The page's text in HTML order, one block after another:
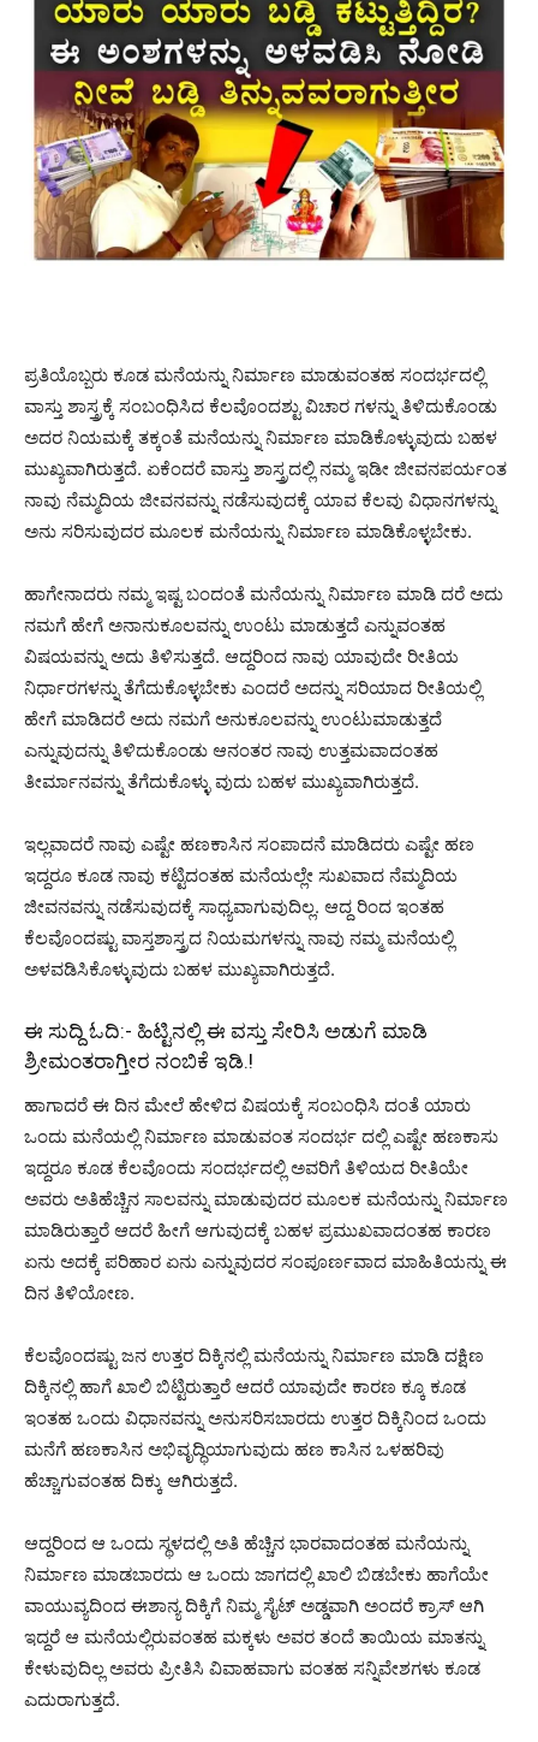
ಪ್ರತಿಯೊಬ್ಬರು ಕೂಡ ಮನೆಯನ್ನು ನಿರ್ಮಾಣ ಮಾಡುವಂತಹ ಸಂದರ್ಭದಲ್ಲಿ
ವಾಸ್ತು ಶಾಸ್ತ್ರಕ್ಕೆ ಸಂಬಂಧಿಸಿದ ಕೆಲವೊಂದಶ್ಟು ವಿಚಾರ ಗಳನ್ನು ತಿಳಿದುಕೊಂಡು
ಅದರ ನಿಯಮಕ್ಕೆ ತಕ್ಕಂತೆ ಮನೆಯನ್ನು ನಿರ್ಮಾಣ ಮಾಡಿಕೊಳ್ಳುವುದು ಬಹಳ
ಮುಖ್ಯವಾಗಿರುತ್ತದೆ. ಏಕೆಂದರೆ ವಾಸ್ತು ಶಾಸ್ತ್ರದಲ್ಲಿ ನಮ್ಮ ಇಡೀ ಜೀವನಪರ್ಯಂತ
ನಾವು ನೆಮ್ಮದಿಯ ಜೀವನವನ್ನು ನಡೆಸುವುದಕ್ಕೆ ಯಾವ ಕೆಲವು ವಿಧಾನಗಳನ್ನು
ಅನು ಸರಿಸುವುದರ ಮೂಲಕ ಮನೆಯನ್ನು ನಿರ್ಮಾಣ ಮಾಡಿಕೊಳ್ಳಬೇಕು.
ಹಾಗೇನಾದರು ನಮ್ಮ ಇಷ್ಟ ಬಂದಂತೆ ಮನೆಯನ್ನು ನಿರ್ಮಾಣ ಮಾಡಿ ದರೆ ಅದು
ನಮಗೆ ಹೇಗೆ ಅನಾನುಕೂಲವನ್ನು ಉಂಟು ಮಾಡುತ್ತದೆ ಎನ್ನುವಂತಹ
ವಿಷಯವನ್ನು ಅದು ತಿಳಿಸುತ್ತದೆ. ಆದ್ದರಿಂದ ನಾವು ಯಾವುದೇ ರೀತಿಯ
ನಿರ್ಧಾರಗಳನ್ನು ತೆಗೆದುಕೊಳ್ಳಬೇಕು ಎಂದರೆ ಅದನ್ನು ಸರಿಯಾದ ರೀತಿಯಲ್ಲಿ
ಹೇಗೆ ಮಾಡಿದರೆ ಅದು ನಮಗೆ ಅನುಕೂಲವನ್ನು ಉಂಟುಮಾಡುತ್ತದೆ
ಎನ್ನುವುದನ್ನು ತಿಳಿದುಕೊಂಡು ಆನಂತರ ನಾವು ಉತ್ತಮವಾದಂತಹ
ತೀರ್ಮಾನವನ್ನು ತೆಗೆದುಕೊಳ್ಳು ವುದು ಬಹಳ ಮುಖ್ಯವಾಗಿರುತ್ತದೆ.
ಇಲ್ಲವಾದರೆ ನಾವು ಎಷ್ಟೇ ಹಣಕಾಸಿನ ಸಂಪಾದನೆ ಮಾಡಿದರು ಎಷ್ಟೇ ಹಣ
ಇದ್ದರೂ ಕೂಡ ನಾವು ಕಟ್ಟಿದಂತಹ ಮನೆಯಲ್ಲೇ ಸುಖವಾದ ನೆಮ್ಮದಿಯ
ಜೀವನವನ್ನು ನಡೆಸುವುದಕ್ಕೆ ಸಾಧ್ಯವಾಗುವುದಿಲ್ಲ. ಆದ್ದ ರಿಂದ ಇಂತಹ
ಕೆಲವೊಂದಷ್ಟು ವಾಸ್ತಶಾಸ್ತ್ರದ ನಿಯಮಗಳನ್ನು ನಾವು ನಮ್ಮ ಮನೆಯಲ್ಲಿ
ಅಳವಡಿಸಿಕೊಳ್ಳುವುದು ಬಹಳ ಮುಖ್ಯವಾಗಿರುತ್ತದೆ.
ಈ ಸುದ್ದಿ ಓದಿ:- ಹಿಟ್ಟಿನಲ್ಲಿ ಈ ವಸ್ತು ಸೇರಿಸಿ ಅಡುಗೆ ಮಾಡಿ
ಶ್ರೀಮಂತರಾಗ್ತೀರ ನಂಬಿಕೆ ಇಡಿ.!
ಹಾಗಾದರೆ ಈ ದಿನ ಮೇಲೆ ಹೇಳಿದ ವಿಷಯಕ್ಕೆ ಸಂಬಂಧಿಸಿ ದಂತೆ ಯಾರು
ಒಂದು ಮನೆಯಲ್ಲಿ ನಿರ್ಮಾಣ ಮಾಡುವಂತ ಸಂದರ್ಭ ದಲ್ಲಿ ಎಷ್ಟೇ ಹಣಕಾಸು
ಇದ್ದರೂ ಕೂಡ ಕೆಲವೊಂದು ಸಂದರ್ಭದಲ್ಲಿ ಅವರಿಗೆ ತಿಳಿಯದ ರೀತಿಯೇ
ಅವರು ಅತಿಹೆಚ್ಚಿನ ಸಾಲವನ್ನು ಮಾಡುವುದರ ಮೂಲಕ ಮನೆಯನ್ನು ನಿರ್ಮಾಣ
ಮಾಡಿರುತ್ತಾರೆ ಆದರೆ ಹೀಗೆ ಆಗುವುದಕ್ಕೆ ಬಹಳ ಪ್ರಮುಖವಾದಂತಹ ಕಾರಣ
ಏನು ಅದಕ್ಕೆ ಪರಿಹಾರ ಏನು ಎನ್ನುವುದರ ಸಂಪೂರ್ಣವಾದ ಮಾಹಿತಿಯನ್ನು ಈ
ದಿನ ತಿಳಿಯೋಣ.
ಕೆಲವೊಂದಷ್ಟು ಜನ ಉತ್ತರ ದಿಕ್ಕಿನಲ್ಲಿ ಮನೆಯನ್ನು ನಿರ್ಮಾಣ ಮಾಡಿ ದಕ್ಷಿಣ
ದಿಕ್ಕಿನಲ್ಲಿ ಹಾಗೆ ಖಾಲಿ ಬಿಟ್ಟಿರುತ್ತಾರೆ ಆದರೆ ಯಾವುದೇ ಕಾರಣ ಕ್ಕೂ ಕೂಡ
ಇಂತಹ ಒಂದು ವಿಧಾನವನ್ನು ಅನುಸರಿಸಬಾರದು ಉತ್ತರ ದಿಕ್ಕಿನಿಂದ ಒಂದು
ಮನೆಗೆ ಹಣಕಾಸಿನ ಅಭಿವೃದ್ಧಿಯಾಗುವುದು ಹಣ ಕಾಸಿನ ಒಳಹರಿವು
ಹೆಚ್ಚಾಗುವಂತಹ ದಿಕ್ಕು ಆಗಿರುತ್ತದೆ.
ಆದ್ದರಿಂದ ಆ ಒಂದು ಸ್ಥಳದಲ್ಲಿ ಅತಿ ಹೆಚ್ಚಿನ ಭಾರವಾದಂತಹ ಮನೆಯನ್ನು
ನಿರ್ಮಾಣ ಮಾಡಬಾರದು ಆ ಒಂದು ಜಾಗದಲ್ಲಿ ಖಾಲಿ ಬಿಡಬೇಕು ಹಾಗೆಯೇ
ವಾಯುವ್ಯದಿಂದ ಈಶಾನ್ಯ ದಿಕ್ಕಿಗೆ ನಿಮ್ಮ ಸೈಟ್ ಅಡ್ಡವಾಗಿ ಅಂದರೆ ಕ್ರಾಸ್ ಆಗಿ
ಇದ್ದರೆ ಆ ಮನೆಯಲ್ಲಿರುವಂತಹ ಮಕ್ಕಳು ಅವರ ತಂದೆ ತಾಯಿಯ ಮಾತನ್ನು
ಕೇಳುವುದಿಲ್ಲ ಅವರು ಪ್ರೀತಿಸಿ ವಿವಾಹವಾಗು ವಂತಹ ಸನ್ನಿವೇಶಗಳು ಕೂಡ
ಎದುರಾಗುತ್ತದೆ.